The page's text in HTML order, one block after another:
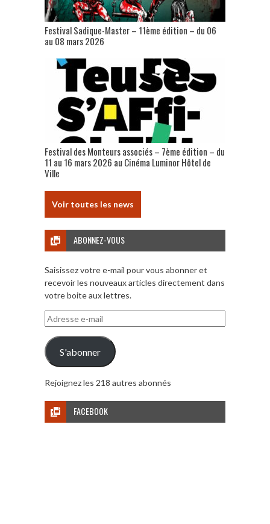
Festival Sadique-Master – 11ème édition – du 06
au 08 mars 2026
Festival des Monteurs associés – 7ème édition – du
11 au 16 mars 2026 au Cinéma Luminor Hôtel de
Ville
Voir toutes les news
ABONNEZ-VOUS
Saisissez votre e-mail pour vous abonner et
recevoir les nouveaux articles directement dans
votre boite aux lettres.
Adresse
e-
mail
S'abonner
Rejoignez les 218 autres abonnés
FACEBOOK